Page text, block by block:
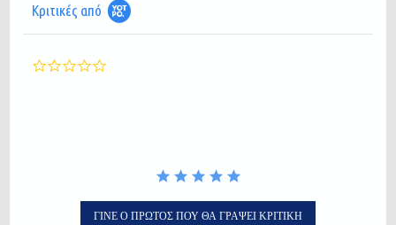
Κριτικές από
ΓΊΝΕ Ο ΠΡΏΤΟΣ ΠΟΥ ΘΑ ΓΡΆΨΕΙ ΚΡΙΤΙΚΉ